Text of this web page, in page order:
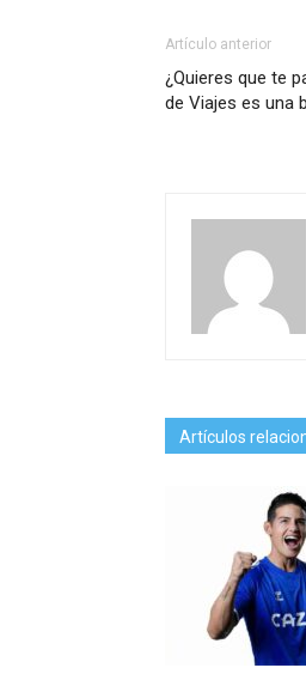
Artículo anterior
¿Quieres que te
de Viajes es una
Artículos